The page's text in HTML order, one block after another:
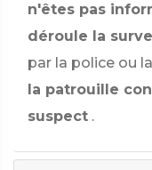
n'êtes pas
déroule la
par la police ou
la patrouille
suspect .